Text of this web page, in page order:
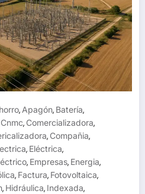
, Apagón, Batería,
Cnmc, Comercializadora,
, Compañia,
, Eléctrica,
, Empresas, Energia,
, Factura, Fotovoltaica,
, Hidráulica, Indexada,